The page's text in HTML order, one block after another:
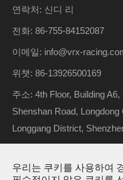
연락처: 신디 리
전화: 86-755-84152087
이메일: info@vrx-
위챗: 86-13926500169
주소: 4th Floor, Building
Shenshan Road,
Longgang District,
저작권 ©Riverhobby Tech
우리는 쿠키를 사용하여